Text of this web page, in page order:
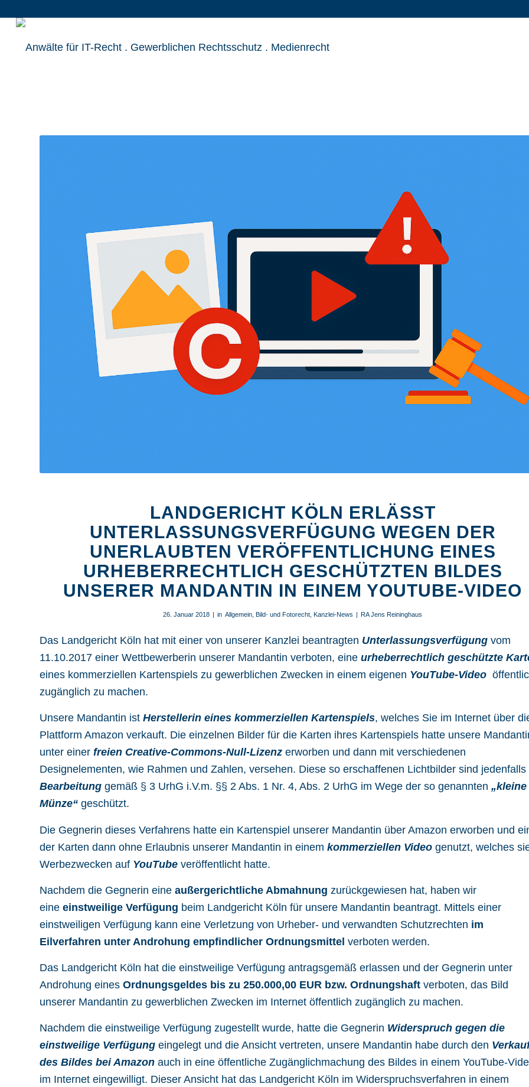
LANDGERICHT KÖLN ERLÄSST
UNTERLASSUNGSVERFÜGUNG WEGEN DER
UNERLAUBTEN VERÖFFENTLICHUNG EINES
URHEBERRECHTLICH GESCHÜTZTEN BILDES
UNSERER MANDANTIN IN EINEM YOUTUBE-VIDEO
26. Januar 2018 | in Allgemein ,Bild- und Fotorecht ,Kanzlei-News | RA Jens Reininghaus
Das Landgericht Köln hat mit einer von unserer Kanzlei beantragten Unterlassungsverfügung vom
11.10.2017 einer Wettbewerberin unserer Mandantin verboten, eine urheberrechtlich geschützte
eines kommerziellen Kartenspiels zu gewerblichen Zwecken in einem eigenen YouTube-Video
zugänglich zu machen.
Unsere Mandantin ist Herstellerin eines kommerziellen Kartenspiels, welches Sie im Internet über
Plattform Amazon verkauft. Die einzelnen Bilder für die Karten ihres Kartenspiels hatte unsere
unter einer freien Creative-Commons-Null-Lizenz erworben und dann mit verschiedenen
Designelementen, wie Rahmen und Zahlen, versehen. Diese so erschaffenen Lichtbilder sind jedenfalls
Bearbeitung gemäß § 3 UrhG i.V.m. §§ 2 Abs. 1 Nr. 4, Abs. 2 UrhG im Wege der so genannten „kleine
Münze“ geschützt.
Die Gegnerin dieses Verfahrens hatte ein Kartenspiel unserer Mandantin über Amazon erworben und
der Karten dann ohne Erlaubnis unserer Mandantin in einem kommerziellen Video genutzt, welches
Werbezwecken auf YouTube veröffentlicht hatte.
Nachdem die Gegnerin eine außergerichtliche Abmahnung zurückgewiesen hat, haben wir
eine einstweilige Verfügung beim Landgericht Köln für unsere Mandantin beantragt. Mittels einer
einstweiligen Verfügung kann eine Verletzung von Urheber- und verwandten Schutzrechten im
Eilverfahren unter Androhung empfindlicher Ordnungsmittel verboten werden.
Das Landgericht Köln hat die einstweilige Verfügung antragsgemäß erlassen und der Gegnerin unter
Androhung eines Ordnungsgeldes bis zu 250.000,00 EUR bzw. Ordnungshaft verboten, das Bild
unserer Mandantin zu gewerblichen Zwecken im Internet öffentlich zugänglich zu machen.
Nachdem die einstweilige Verfügung zugestellt wurde, hatte die Gegnerin Widerspruch gegen die
einstweilige Verfügung eingelegt und die Ansicht vertreten, unsere Mandantin habe durch den
des Bildes bei Amazon auch in eine öffentliche Zugänglichmachung des Bildes in einem YouTube-
im Internet eingewilligt. Dieser Ansicht hat das Landgericht Köln im Widerspruchsverfahren in einem